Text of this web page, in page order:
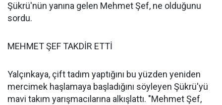
Şükrü'nün yanına gelen Mehmet Şef, ne olduğunu
sordu.
MEHMET ŞEF TAKDİR ETTİ
Yalçınkaya, çift tadım yaptığını bu yüzden yeniden
mercimek haşlamaya başladığını söyleyen Şükrü'yü
mavi takım yarışmacılarına alkışlattı. "Mehmet Şef,